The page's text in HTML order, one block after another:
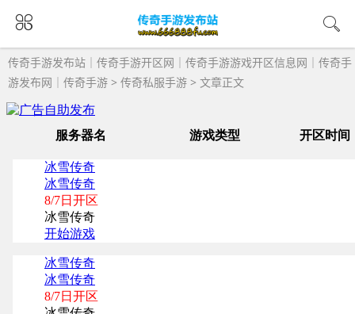
传奇手游发布站｜传奇手游开区网｜传奇手游游戏开区信息网｜传奇手
游发布网｜传奇手游 > 传奇私服手游 > 文章正文